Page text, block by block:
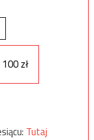
100 zł
Tutaj